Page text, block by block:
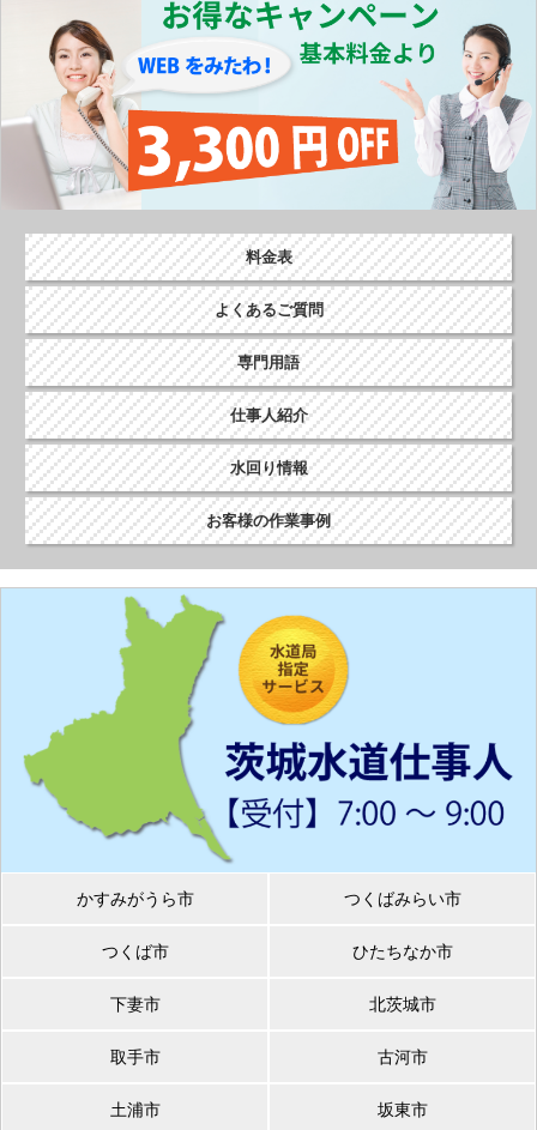
料金表
よくあるご質問
専門用語
仕事人紹介
水回り情報
お客様の作業事例
かすみがうら市 つくばみらい市
つくば市 ひたちなか市
下妻市 北茨城市
取手市 古河市
土浦市 坂東市